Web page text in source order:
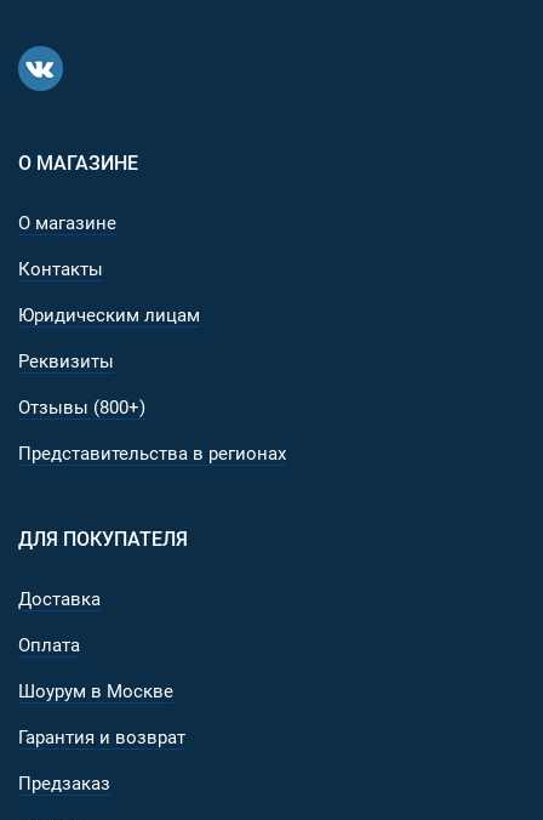
О МАГАЗИНЕ
О магазине
Контакты
Юридическим лицам
Реквизиты
Отзывы (800+)
Представительства в регионах
ДЛЯ ПОКУПАТЕЛЯ
Доставка
Оплата
Шоурум в Москве
Гарантия и возврат
Предзаказ